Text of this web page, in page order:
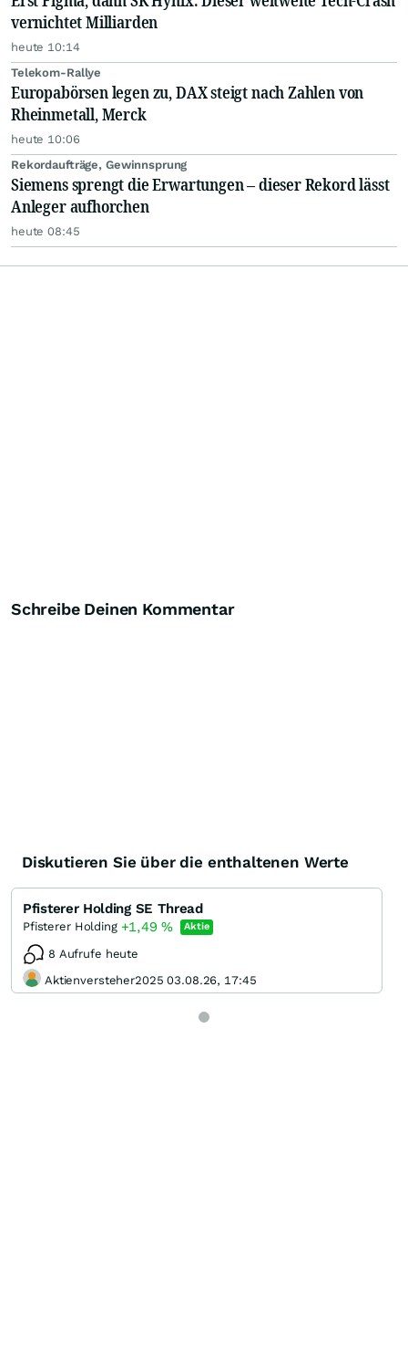
vernichtet Milliarden
heute 10:14
Telekom-Rallye
Europabörsen legen zu, DAX steigt nach Zahlen von
Rheinmetall, Merck
heute 10:06
Rekordaufträge, Gewinnsprung
Siemens sprengt die Erwartungen – dieser Rekord lässt
Anleger aufhorchen
heute 08:45
Schreibe Deinen Kommentar
Diskutieren Sie über die enthaltenen Werte
Pfisterer Holding SE Thread
Pfisterer Holding +1,49 % Aktie
8 Aufrufe heute
Aktienversteher2025 03.08.26, 17:45